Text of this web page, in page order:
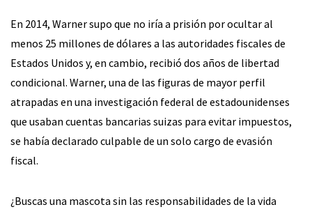
En 2014, Warner supo que no iría a prisión por ocultar al
menos 25 millones de dólares a las autoridades fiscales de
Estados Unidos y, en cambio, recibió dos años de libertad
condicional. Warner, una de las figuras de mayor perfil
atrapadas en una investigación federal de estadounidenses
que usaban cuentas bancarias suizas para evitar impuestos,
se había declarado culpable de un solo cargo de evasión
fiscal.
¿Buscas una mascota sin las responsabilidades de la vida